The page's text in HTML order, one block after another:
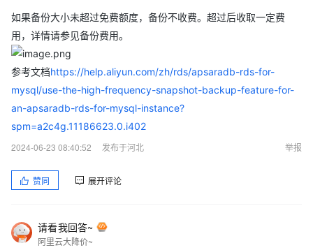
如果备份大小未超过免费额度，备份不收费。超过后收取一定费
用，详情请参见备份费用。
参考文档https://help.aliyun.com/zh/rds/apsaradb-rds-for-
mysql/use-the-high-frequency-snapshot-backup-feature-for-
an-apsaradb-rds-for-mysql-instance?
spm=a2c4g.11186623.0.i402
2024-06-23 08:40:52
发布于河北 举报
赞同 展开评论
请看我回答~
阿里云大降价~